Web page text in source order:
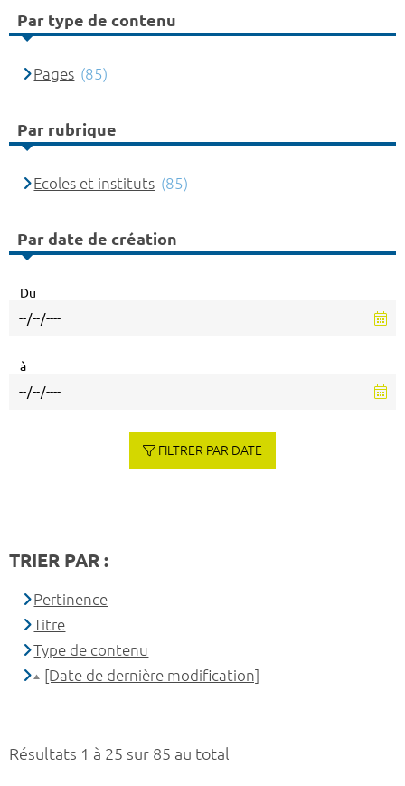
Résultats 1 à 25 sur 85 au total
Par type de contenu
Pages (85)
Par rubrique
Ecoles et instituts (85)
Par date de création
Du
à
FILTRER PAR DATE
TRIER PAR :
Pertinence
Titre
Type de contenu
[Date de dernière modification]